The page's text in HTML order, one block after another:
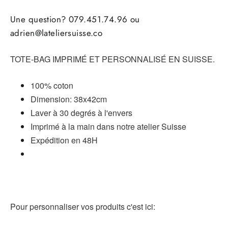
Une question? 079.451.74.96 ou
adrien@lateliersuisse.co
TOTE-BAG IMPRIMÉ ET PERSONNALISÉ EN SUISSE.
100% coton
Dimension: 38x42cm
Laver à 30 degrés à l'envers
Imprimé à la main dans notre atelier Suisse
Expédition en 48H
Pour personnaliser vos produits c'est ici: